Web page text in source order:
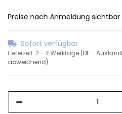
Preise nach Anmeldung sichtbar
Sofort verfügbar
Lieferzeit: 2 - 3 Werktage (DE - Ausland
abweichend)